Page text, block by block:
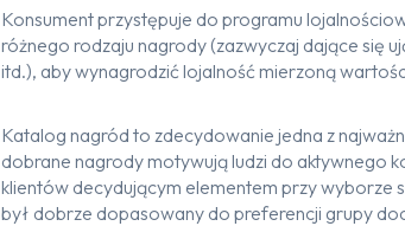
Konsument przystępuje do programu
różnego rodzaju nagrody (zazwyczaj dające się
itd.), aby wynagrodzić lojalność mierzoną
Katalog nagród to zdecydowanie jedna z
dobrane nagrody motywują ludzi do aktywnego
klientów decydującym elementem przy wyborze
był dobrze dopasowany do preferencji grupy